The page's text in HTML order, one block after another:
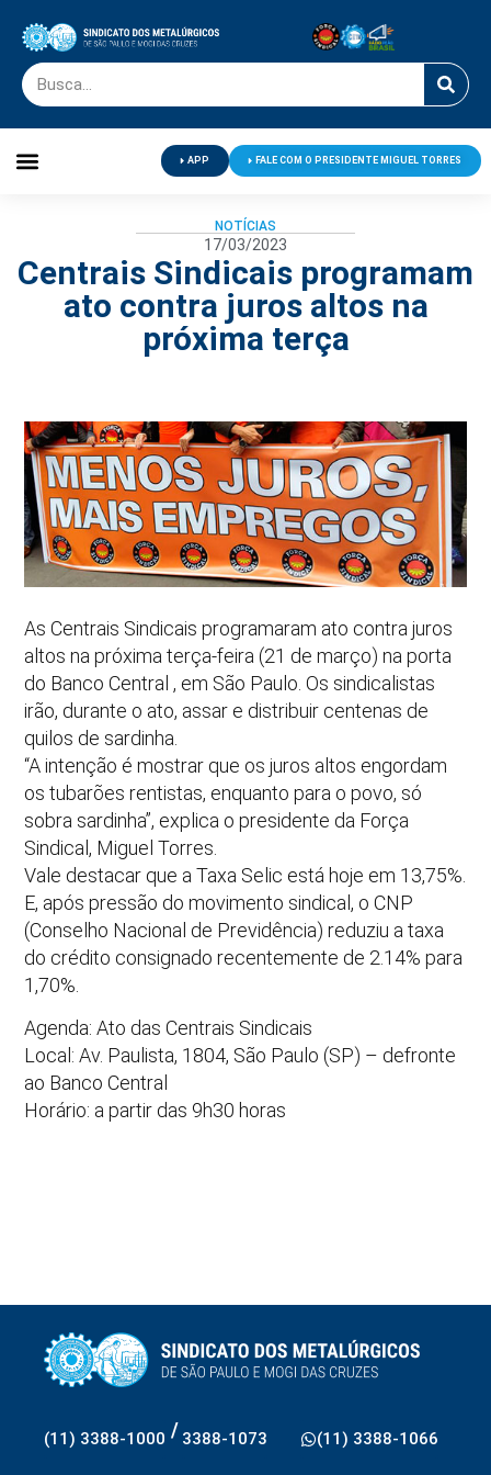
APP FALE COM O PRESIDENTE MIGUEL TORRES
NOTÍCIAS
17/03/2023
Centrais Sindicais programam
ato contra juros altos na
próxima terça
As Centrais Sindicais programaram ato contra juros
altos na próxima terça-feira (21 de março) na porta
do Banco Central , em São Paulo. Os sindicalistas
irão, durante o ato, assar e distribuir centenas de
quilos de sardinha.
“A intenção é mostrar que os juros altos engordam
os tubarões rentistas, enquanto para o povo, só
sobra sardinha”, explica o presidente da Força
Sindical, Miguel Torres.
Vale destacar que a Taxa Selic está hoje em 13,75%.
E, após pressão do movimento sindical, o CNP
(Conselho Nacional de Previdência) reduziu a taxa
do crédito consignado recentemente de 2.14% para
1,70%.
Agenda: Ato das Centrais Sindicais
Local: Av. Paulista, 1804, São Paulo (SP) – defronte
ao Banco Central
Horário: a partir das 9h30 horas
(11) 3388-1000 / 3388-1073 (11) 3388-1066